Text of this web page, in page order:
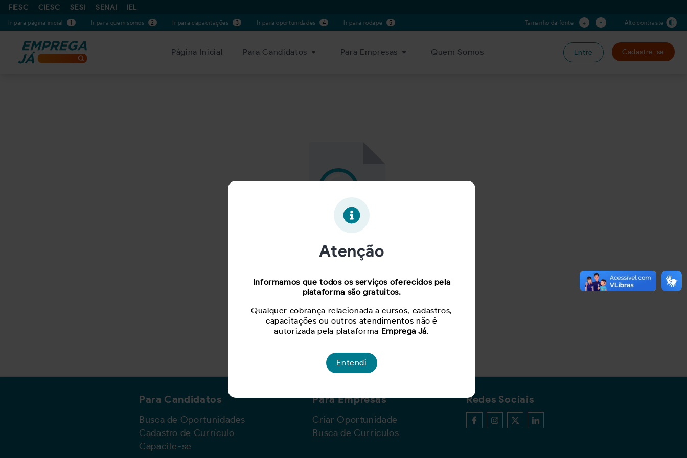
FIESC CIESC SESI SENAI IEL
Ir para página inicial 1 Ir para quem somos 2 Ir para capacitações 3 Ir para oportunidades 4 Ir para rodapé 5 Tamanho da fonte + - Alto contraste
Página Inicial Para Candidatos Para Empresas Quem Somos Entre Cadastre-se
Oportunidade expirada!
Para Candidatos
Busca de Oportunidades
Cadastro de Currículo
Capacite-se
Para Empresas
Criar Oportunidade
Busca de Currículos
Redes Sociais
Atenção
Informamos que todos os serviços oferecidos pela
plataforma são gratuitos.
Qualquer cobrança relacionada a cursos, cadastros,
capacitações ou outros atendimentos não é
autorizada pela plataforma Emprega Já.
Entendi